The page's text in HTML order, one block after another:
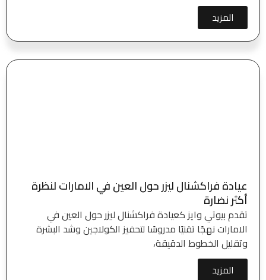
المزيد
عيادة فراكشنال ليزر حول العين في الامارات لنظرة
أكثر نضارة
تقدم بيوتي وايز كعيادة فراكشنال ليزر حول العين في
الامارات نهجًا تقنيًا مدروسًا لتحفيز الكولاجين وشد البشرة
وتقليل الخطوط الدقيقة،
المزيد